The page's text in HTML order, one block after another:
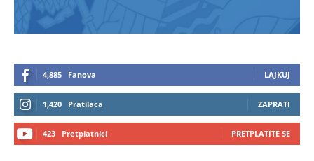
4,885 Fanova LAJKUJ
1,420 Pratilaca ZAPRATI
423 Pretplatnici PRETPLATITE SE